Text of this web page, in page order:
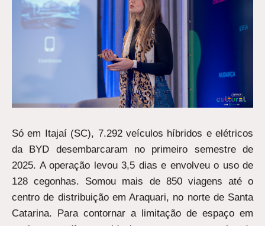
Só em Itajaí (SC), 7.292 veículos híbridos e elétricos
da BYD desembarcaram no primeiro semestre de
2025. A operação levou 3,5 dias e envolveu o uso de
128 cegonhas. Somou mais de 850 viagens até o
centro de distribuição em Araquari, no norte de Santa
Catarina. Para contornar a limitação de espaço em